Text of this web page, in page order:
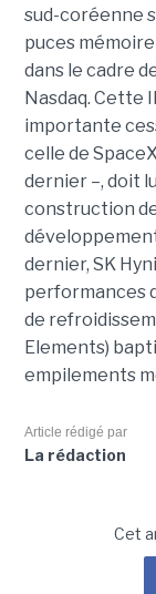
sud-coréenne
puces
dans le cadre
Nasdaq. Cette
importante
celle de
dernier –, doit
construction
dernier, SK
performances
de
Elements)
empilements
Article rédigé par
La rédaction
Cet